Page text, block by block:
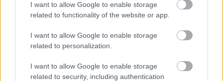
I want to allow Google to enable storage
related to functionality of the website or app.
I want to allow Google to enable storage
related to personalization.
I want to allow Google to enable storage
related to security, including authentication